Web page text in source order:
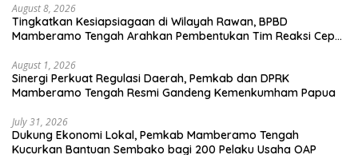
August 8, 2026
Tingkatkan Kesiapsiagaan di Wilayah Rawan, BPBD
Mamberamo Tengah Arahkan Pembentukan Tim Reaksi Cepat
August 1, 2026
Sinergi Perkuat Regulasi Daerah, Pemkab dan DPRK
Mamberamo Tengah Resmi Gandeng Kemenkumham Papua
July 31, 2026
Dukung Ekonomi Lokal, Pemkab Mamberamo Tengah
Kucurkan Bantuan Sembako bagi 200 Pelaku Usaha OAP